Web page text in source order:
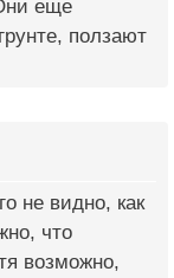
еще
ползают
не видно, как
что
возможно,